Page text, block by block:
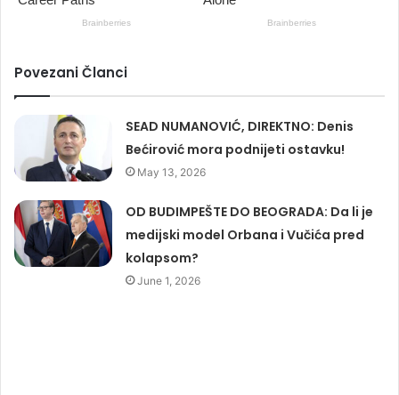
Povezani Članci
SEAD NUMANOVIĆ, DIREKTNO: Denis
Bećirović mora podnijeti ostavku!
May 13, 2026
OD BUDIMPEŠTE DO BEOGRADA: Da li je
medijski model Orbana i Vučića pred
kolapsom?
June 1, 2026